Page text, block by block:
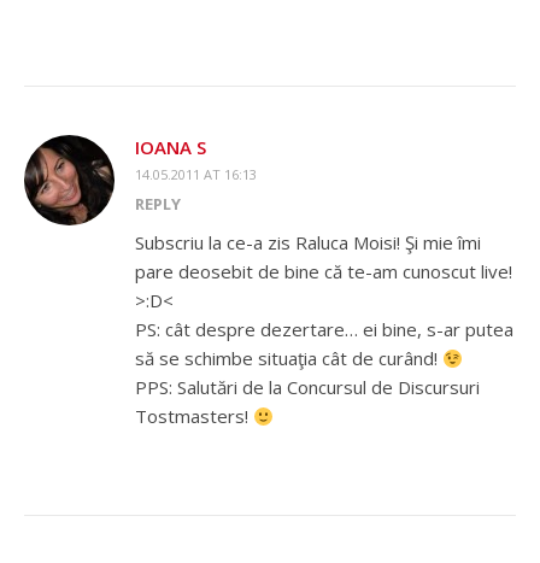
IOANA S
14.05.2011 AT 16:13
REPLY
Subscriu la ce-a zis Raluca Moisi! Şi mie îmi
pare deosebit de bine că te-am cunoscut live!
>:D<
PS: cât despre dezertare… ei bine, s-ar putea
să se schimbe situaţia cât de curând!
PPS: Salutări de la Concursul de Discursuri
Tostmasters!